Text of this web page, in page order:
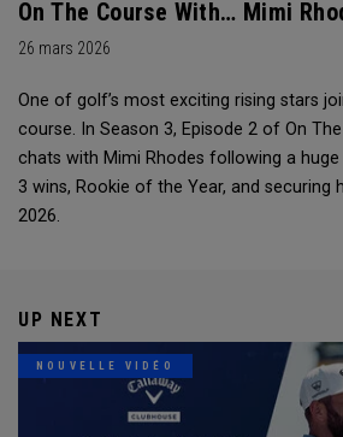
On The Course With… Mimi
26 mars 2026
One of golf’s most exciting rising stars
course. In Season 3, Episode 2 of On
chats with Mimi Rhodes following a
3 wins, Rookie of the Year, and securing
2026.
UP NEXT
NOUVELLE VIDÉO